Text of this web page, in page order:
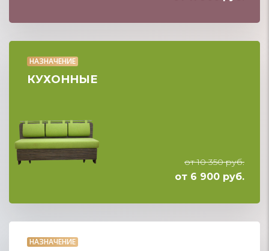
НАЗНАЧЕНИЕ
КУХОННЫЕ
от 10 350 руб.
от 6 900 руб.
НАЗНАЧЕНИЕ